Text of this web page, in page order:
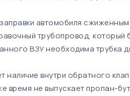
автомобиля
трубопровод, который
ВЗУ необходима трубка
наличие внутри обратного
время не выпускает пропан-